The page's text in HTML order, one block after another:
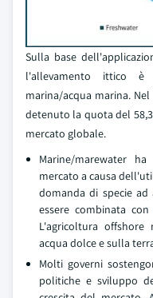
Sulla base
l'allevamento ittico
marina/acqua marina.
detenuto la quota del
mercato globale.
Marine/marewater
mercato a causa
domanda di specie
essere combinata
L'agricoltura
acqua dolce e sulla
Molti governi
politiche e sviluppo